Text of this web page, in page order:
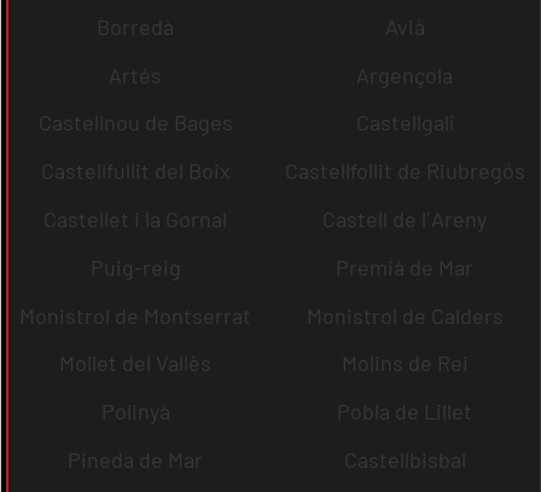
Borredà
Avià
Artés
Argençola
Castellnou de Bages
Castellgalí
Castellfullit del Boix
Castellfollit de Riubregós
Castellet i la Gornal
Castell de l´Areny
Puig-reig
Premià de Mar
Monistrol de Montserrat
Monistrol de Calders
Mollet del Vallès
Molins de Rei
Polinyà
Pobla de Lillet
Pineda de Mar
Castellbisbal